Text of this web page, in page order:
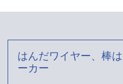
はんだワイヤー、棒
ーカー